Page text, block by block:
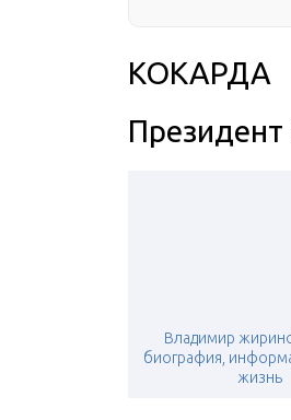
КОКАРДА
Президент
Владимир
биография,
жизнь